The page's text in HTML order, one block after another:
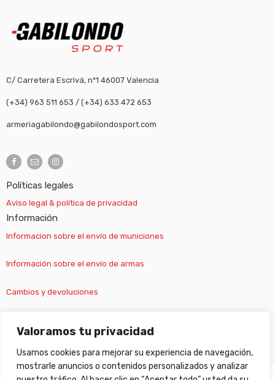
Valoramos tu privacidad
Usamos cookies para mejorar su experiencia de navegación,
mostrarle anuncios o contenidos personalizados y analizar
C/ Carretera Escrivá, nº1 46007 Valencia
(+34) 963 511 653 / (+34) 633 472 653
armeriagabilondo@gabilondosport.com
Políticas legales
Aviso legal & política de privacidad
Información
Informacion sobre el envío de municiones
Información sobre el envío de armas
Cambios y devoluciones
Suscripción newsletter